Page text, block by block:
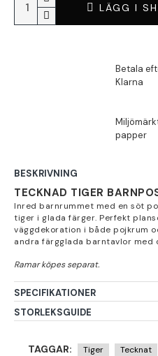
LÄGG I
BESKRIVNING
TECKNAD TIGER
Inred barnrummet med en söt
tiger i glada färger. Perfekt
väggdekoration i både pojkrum
andra färgglada barntavlor med
SPECIFIKATIONER
STORLEKSGUIDE
TAGGAR: Tiger Tecknat